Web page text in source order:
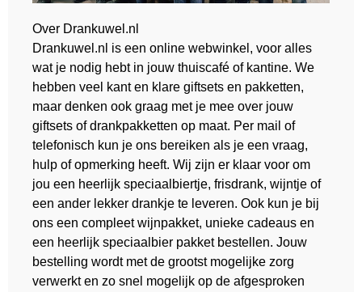
Over Drankuwel.nl
Drankuwel.nl is een online webwinkel, voor alles
wat je nodig hebt in jouw thuiscafé of kantine. We
hebben veel kant en klare giftsets en pakketten,
maar denken ook graag met je mee over jouw
giftsets of drankpakketten op maat. Per mail of
telefonisch kun je ons bereiken als je een vraag,
hulp of opmerking heeft. Wij zijn er klaar voor om
jou een heerlijk speciaalbiertje, frisdrank, wijntje of
een ander lekker drankje te leveren. Ook kun je bij
ons een compleet wijnpakket, unieke cadeaus en
een heerlijk speciaalbier pakket bestellen. Jouw
bestelling wordt met de grootst mogelijke zorg
verwerkt en zo snel mogelijk op de afgesproken